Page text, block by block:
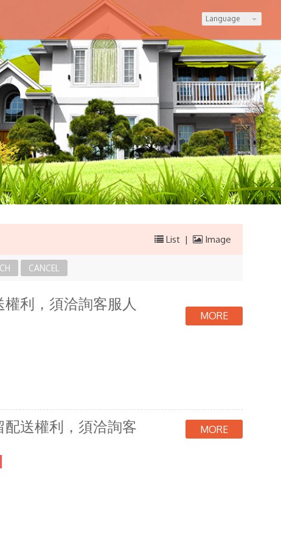
Language
List | Image
利，須洽詢客服人
送權利，須洽詢客